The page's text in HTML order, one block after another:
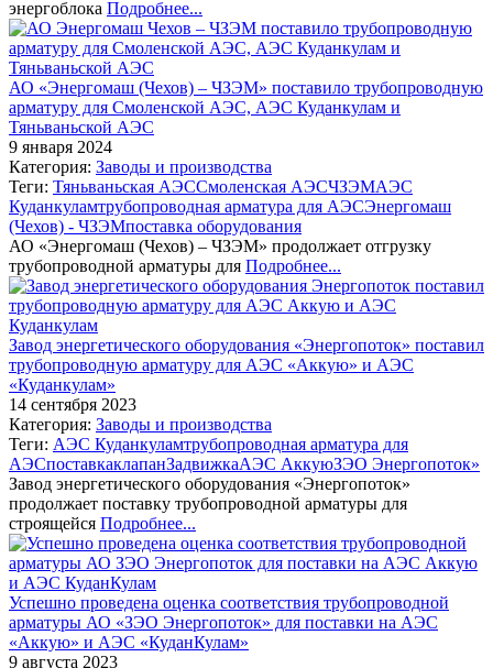
энергоблока Подробнее...
АО «Энергомаш (Чехов) – ЧЗЭМ» поставило трубопроводную
арматуру для Смоленской АЭС, АЭС Куданкулам и
Тяньваньской АЭС
9 января 2024
Категория: Заводы и производства
Теги: Тяньваньская АЭССмоленская АЭСЧЗЭМАЭС
Куданкуламтрубопроводная арматура для АЭСЭнергомаш
(Чехов) - ЧЗЭМпоставка оборудования
АО «Энергомаш (Чехов) – ЧЗЭМ» продолжает отгрузку
трубопроводной арматуры для Подробнее...
Завод энергетического оборудования «Энергопоток» поставил
трубопроводную арматуру для АЭС «Аккую» и АЭС
«Куданкулам»
14 сентября 2023
Категория: Заводы и производства
Теги: АЭС Куданкуламтрубопроводная арматура для
АЭСпоставкаклапанЗадвижкаАЭС АккуюЗЭО Энергопоток»
Завод энергетического оборудования «Энергопоток»
продолжает поставку трубопроводной арматуры для
строящейся Подробнее...
Успешно проведена оценка соответствия трубопроводной
арматуры АО «ЗЭО Энергопоток» для поставки на АЭС
«Аккую» и АЭС «КуданКулам»
9 августа 2023